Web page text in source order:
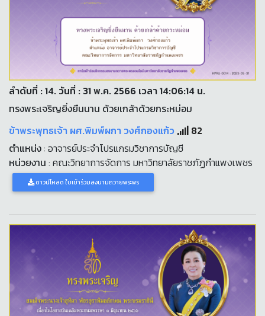
ลำดับที่ : 14. วันที่ : 31 พ.ค. 2566 เวลา 14:06:14 น.
ทรงพระเจริญยิ่งยืนนาน ด้วยเกล้าด้วยกระหม่อม
ข้าพระพุทธเจ้า ผศ.พิมพ์ผกา วงศ์กองแก้ว
82
ตำแหน่ง: อาจารย์ประจำโปรแกรมวิชาการบัญชี
หน่วยงาน : คณะวิทยาการจัดการ มหาวิทยาลัยราชภัฏกำแพงเพชร
ดาวน์โหลด ใบเข้าร่วมลงนามถวายพระพร